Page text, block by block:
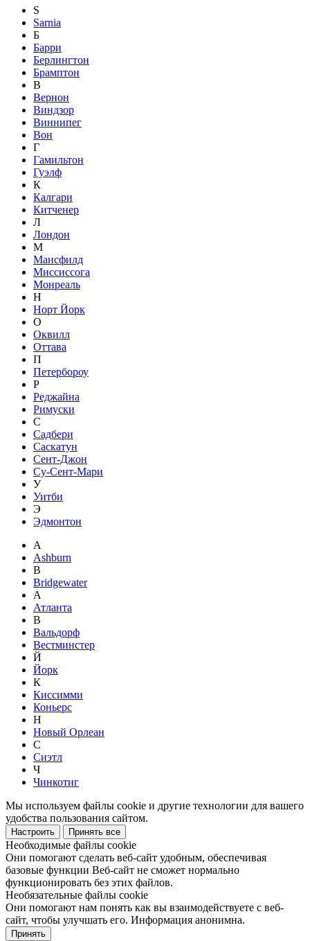
S
Sarnia
Б
Барри
Берлингтон
Брамптон
В
Вернон
Виндзор
Виннипег
Вон
Г
Гамильтон
Гуэлф
К
Калгари
Китченер
Л
Лондон
М
Мансфилд
Миссиссога
Монреаль
Н
Норт Йорк
О
Оквилл
Оттава
П
Петербороу
Р
Реджайна
Римуски
С
Садбери
Саскатун
Сент-Джон
Су-Сент-Мари
У
Уитби
Э
Эдмонтон
A
Ashburn
B
Bridgewater
А
Атланта
В
Вальдорф
Вестминстер
Й
Йорк
К
Киссимми
Коньерс
Н
Новый Орлеан
С
Сиэтл
Ч
Чинкотиг
Мы используем файлы cookie и другие технологии для вашего
удобства пользования сайтом.
Настроить Принять все
Необходимые файлы cookie
Они помогают сделать веб-сайт удобным, обеспечивая
базовые функции Веб-сайт не сможет нормально
функционировать без этих файлов.
Необязательные файлы cookie
Они помогают нам понять как вы взаимодействуете с веб-
сайт, чтобы улучшать его. Информация анонимна.
Принять